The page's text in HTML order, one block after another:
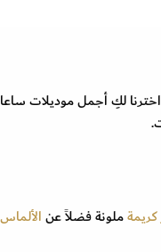
اخترنا لكِ أجمل موديلات
ملونة فضلاً عنالألماس